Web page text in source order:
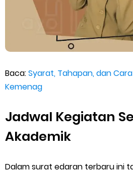
KMA No. 737 Tahun 2026:
Pendidik Guru
Baca:Syarat, Tahapan, dan Cara
Kemenag
Jadwal Kegiatan
Akademik
Dalam surat edaran terbaru ini